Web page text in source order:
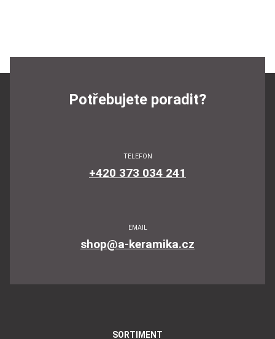
Potřebujete poradit?
TELEFON
+420 373 034 241
EMAIL
shop@a-keramika.cz
SORTIMENT